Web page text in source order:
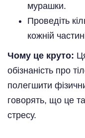
мурашки.
Проведіть
кожній
Чому це круто:
обізнаність про
полегшити
говорять, що це
стресу.